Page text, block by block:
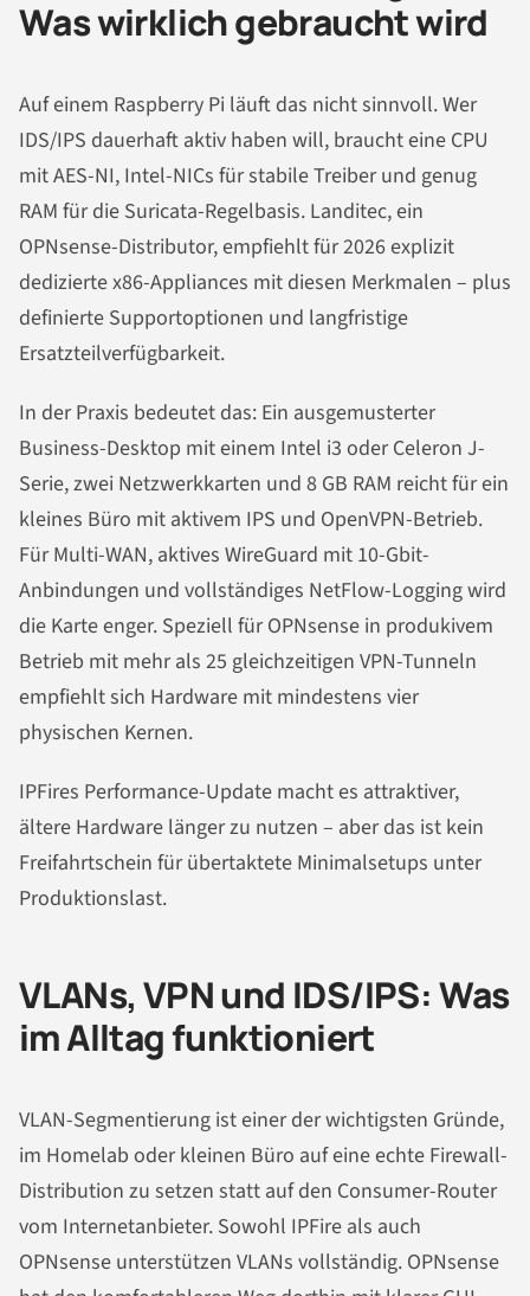
Was wirklich gebraucht wird
Auf einem Raspberry Pi läuft das nicht sinnvoll. Wer
IDS/IPS dauerhaft aktiv haben will, braucht eine CPU
mit AES-NI, Intel-NICs für stabile Treiber und genug
RAM für die Suricata-Regelbasis. Landitec, ein
OPNsense-Distributor, empfiehlt für 2026 explizit
dedizierte x86-Appliances mit diesen Merkmalen – plus
definierte Supportoptionen und langfristige
Ersatzteilverfügbarkeit.
In der Praxis bedeutet das: Ein ausgemusterter
Business-Desktop mit einem Intel i3 oder Celeron J-
Serie, zwei Netzwerkkarten und 8 GB RAM reicht für ein
kleines Büro mit aktivem IPS und OpenVPN-Betrieb.
Für Multi-WAN, aktives WireGuard mit 10-Gbit-
Anbindungen und vollständiges NetFlow-Logging wird
die Karte enger. Speziell für OPNsense in produkivem
Betrieb mit mehr als 25 gleichzeitigen VPN-Tunneln
empfiehlt sich Hardware mit mindestens vier
physischen Kernen.
IPFires Performance-Update macht es attraktiver,
ältere Hardware länger zu nutzen – aber das ist kein
Freifahrtschein für übertaktete Minimalsetups unter
Produktionslast.
VLANs, VPN und IDS/IPS: Was
im Alltag funktioniert
VLAN-Segmentierung ist einer der wichtigsten Gründe,
im Homelab oder kleinen Büro auf eine echte Firewall-
Distribution zu setzen statt auf den Consumer-Router
vom Internetanbieter. Sowohl IPFire als auch
OPNsense unterstützen VLANs vollständig. OPNsense